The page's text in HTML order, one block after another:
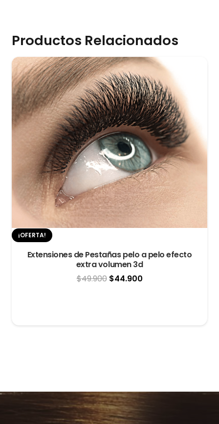
Productos Relacionados
¡OFERTA!
Extensiones de Pestañas pelo a pelo efecto
extra volumen 3d
$49.900 El
$44.900El